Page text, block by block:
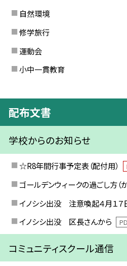
自然環境
修学旅行
運動会
小中一貫教育
配布文書
学校からのお知らせ
☆R8年間行事予定表（配付用）
ゴールデンウィークの過ごし方（
イノシシ出没 注意喚起４月１７
イノシシ出没 区長さんから
コミュニティスクール通信